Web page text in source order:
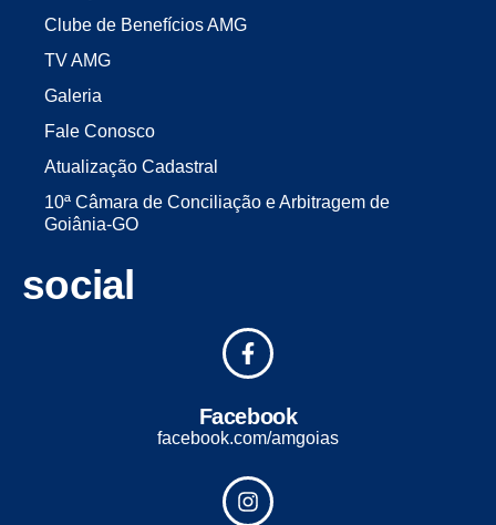
Clube de Benefícios AMG
TV AMG
Galeria
Fale Conosco
Atualização Cadastral
10ª Câmara de Conciliação e Arbitragem de
Goiânia-GO
social
Facebook
facebook.com/amgoias